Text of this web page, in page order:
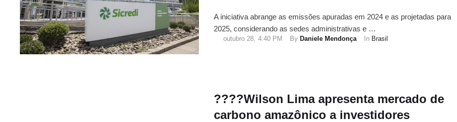
A iniciativa abrange as emissões apuradas em 2024 e as projetadas para
2025, considerando as sedes administrativas e …
outubro 28, 4:40 PM By Daniele Mendonça In Brasil
????Wilson Lima apresenta mercado de
carbono amazônico a investidores